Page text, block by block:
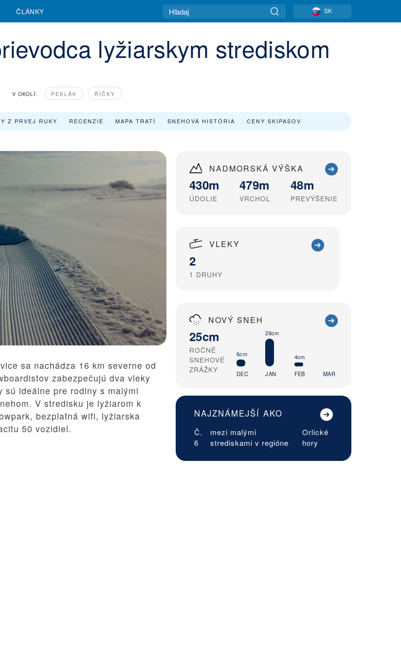
ČLÁNKY SK
lyžiarskym strediskom
V OKOLÍ: PEKLÁK ŘÍČKY
Z PRVEJ RUKY RECENZIE MAPA TRATÍ SNEHOVÁ HISTÓRIA CENY SKIPASOV
NADMORSKÁ VÝŠKA
430m
ÚDOLIE
479m
VRCHOL
48m
PREVÝŠENIE
VLEKY
2
1 DRUHY
NOVÝ SNEH
25cm
ROČNÉ
SNEHOVÉ
ZRÁŽKY
6cm
DEC
26cm
JAN
4cm
FEB MAR
NAJZNÁMEJŠÍ AKO
Č.
6
mezi malými
strediskami v regióne
Orlické
hory
sa nachádza 16 km severne od
zabezpečujú dva vleky
sú ideálne pre rodiny s malými
V stredisku je lyžiarom k
bezplatná wifi, lyžiarska
50 vozidiel.